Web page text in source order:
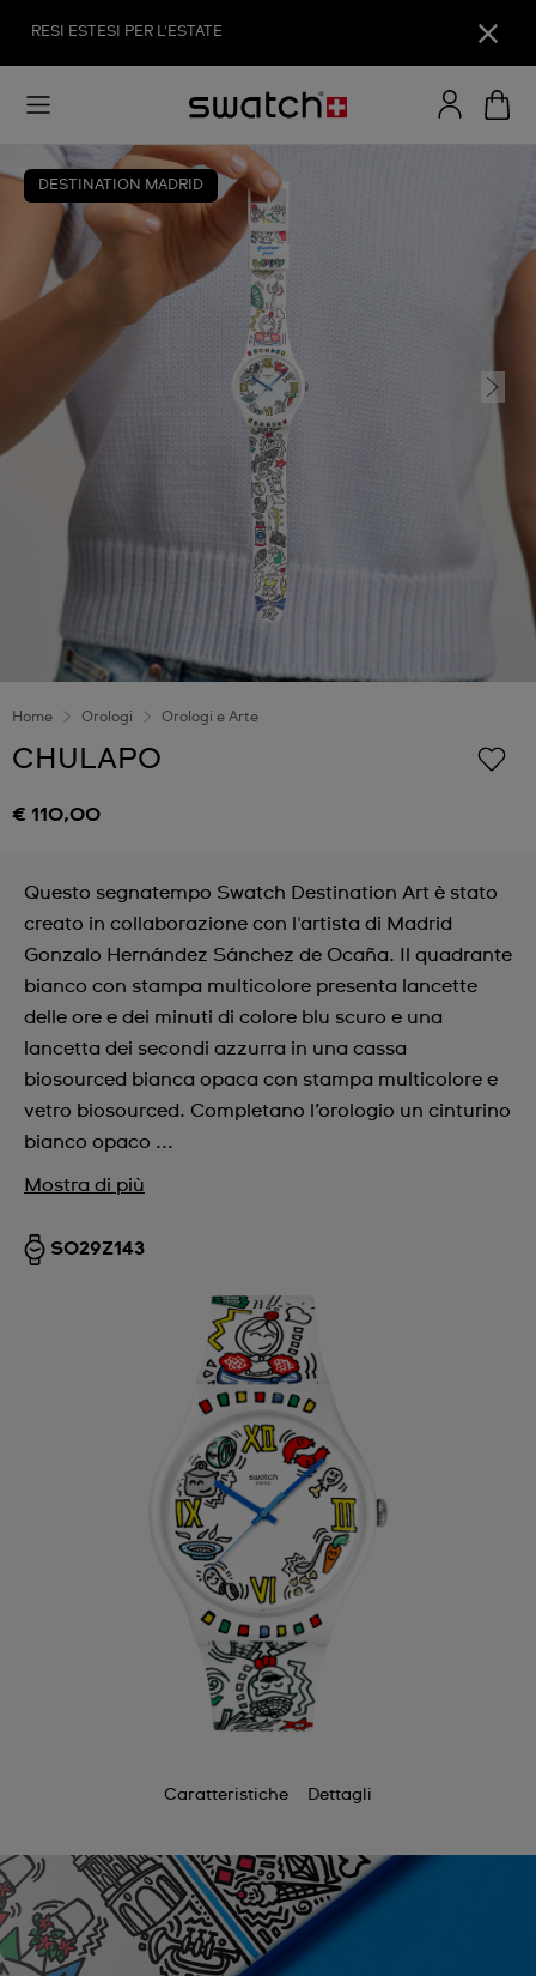
RESI ESTESI PER L'ESTATE
DESTINATION MADRID
Home Orologi Orologi e Arte
CHULAPO
€ 110,00
Questo segnatempo Swatch Destination Art è stato
creato in collaborazione con l'artista di Madrid
Gonzalo Hernández Sánchez de Ocaña. Il quadrante
bianco con stampa multicolore presenta lancette
delle ore e dei minuti di colore blu scuro e una
lancetta dei secondi azzurra in una cassa
biosourced bianca opaca con stampa multicolore e
vetro biosourced. Completano l’orologio un cinturino
bianco opaco ...
Mostra di più
SO29Z143
Caratteristiche Dettagli